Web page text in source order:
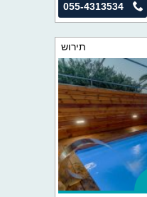
055-4313534
תירוש